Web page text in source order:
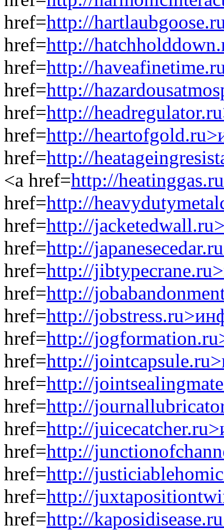
href=http://
href=http://
href=http://
href=http://
href=http://
href=http://
href=http://
<a href=http://
href=http://
href=http://
href=http://
href=http://
href=http://
href=http://
href=http://
href=http://
href=http://
href=http://
href=http://
href=http://
href=http://
href=http://
href=http://